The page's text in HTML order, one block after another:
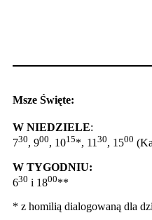
Msze Święte:
W NIEDZIELE:
730, 900, 1015*, 1130, 1500
W TYGODNIU:
630 i 1800**
* z homilią dialogowaną dla